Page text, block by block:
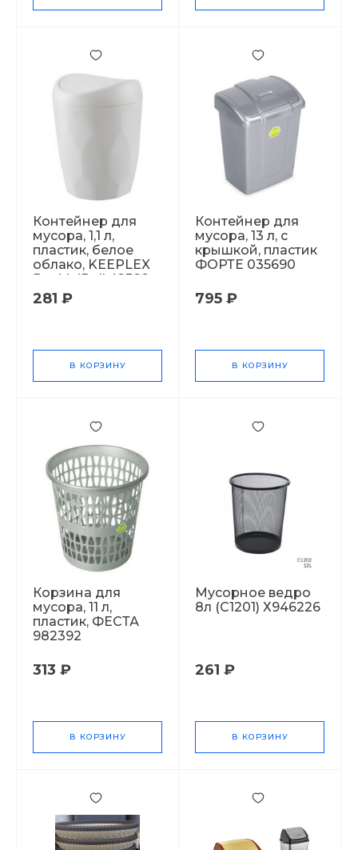
Контейнер для
мусора, 1,1 л,
пластик, белое
облако, KEEPLEX
Rock'n'Roll 42322
281 ₽
В КОРЗИНУ
Контейнер для
мусора, 13 л, с
крышкой, пластик
ФОРТЕ 035690
795 ₽
В КОРЗИНУ
Корзина для
мусора, 11 л,
пластик, ФЕСТА
982392
313 ₽
В КОРЗИНУ
Мусорное ведро
8л (C1201) Х946226
261 ₽
В КОРЗИНУ